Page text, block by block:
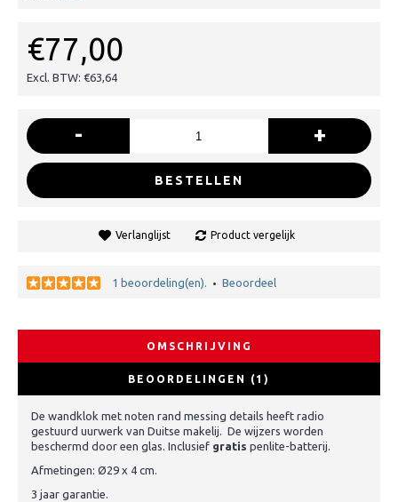
€77,00
Excl. BTW: €63,64
- +
BESTELLEN
Verlanglijst Product vergelijk
1 beoordeling(en). • Beoordeel
OMSCHRIJVING
BEOORDELINGEN (1)
De wandklok met noten rand messing details heeft radio
gestuurd uurwerk van Duitse makelij. De wijzers worden
beschermd door een glas. Inclusief gratis penlite-batterij.
Afmetingen: Ø29 x 4 cm.
3 jaar garantie.